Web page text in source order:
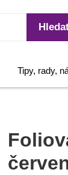
Tipy, rady,